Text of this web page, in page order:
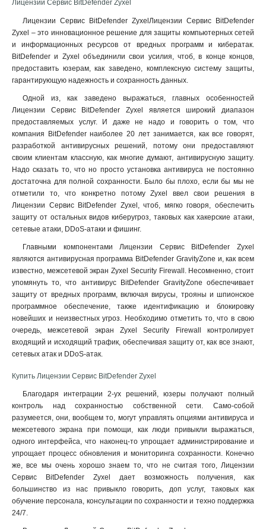
Лицензии Сервис BitDefender Zyxel
Лицензии Сервис BitDefender ZyxelЛицензии Сервис BitDefender
Zyxel – это инновационное решение для защиты компьютерных сетей
и информационных ресурсов от вредных программ и кибератак.
BitDefender и Zyxel объединили свои усилия, чтоб, в конце концов,
предоставить юзерам, как заведено, комплексную систему защиты,
гарантирующую надежность и сохранность данных.
Одной из, как заведено выражаться, главных особенностей
Лицензии Сервис BitDefender Zyxel является широкий диапазон
предоставляемых услуг. И даже не надо и говорить о том, что
компания BitDefender наиболее 20 лет занимается, как все говорят,
разработкой антивирусных решений, потому они предоставляют
своим клиентам классную, как многие думают, антивирусную защиту.
Надо сказать то, что но просто установка антивируса не постоянно
достаточна для полной сохранности. Было бы плохо, если бы мы не
отметили то, что конкретно потому Zyxel ввел свои решения в
Лицензии Сервис BitDefender Zyxel, чтоб, мягко говоря, обеспечить
защиту от остальных видов киберугроз, таковых как хакерские атаки,
сетевые атаки, DDoS-атаки и фишинг.
Главными компонентами Лицензии Сервис BitDefender Zyxel
являются антивирусная программа BitDefender GravityZone и, как всем
известно, межсетевой экран Zyxel Security Firewall. Несомненно, стоит
упомянуть то, что антивирус BitDefender GravityZone обеспечивает
защиту от вредных программ, включая вирусы, трояны и шпионское
программное обеспечение, также идентификацию и блокировку
новейших и неизвестных угроз. Необходимо отметить то, что в свою
очередь, межсетевой экран Zyxel Security Firewall контролирует
входящий и исходящий трафик, обеспечивая защиту от, как все знают,
сетевых атак и DDoS-атак.
Купить Лицензии Сервис BitDefender Zyxel
Благодаря интеграции 2-ух решений, юзеры получают полный
контроль над сохранностью собственной сети. Само-собой
разумеется, они, вообщем то, могут управлять опциями антивируса и
межсетевого экрана при помощи, как люди привыкли выражаться,
одного интерфейса, что наконец-то упрощает администрирование и
упрощает процесс обновления и мониторинга сохранности. Конечно
же, все мы очень хорошо знаем то, что не считая того, Лицензии
Сервис BitDefender Zyxel дает возможность получения, как
большинство из нас привыкло говорить, доп услуг, таковых как
обучение персонала, консультации по сохранности и техно поддержка
24/7.